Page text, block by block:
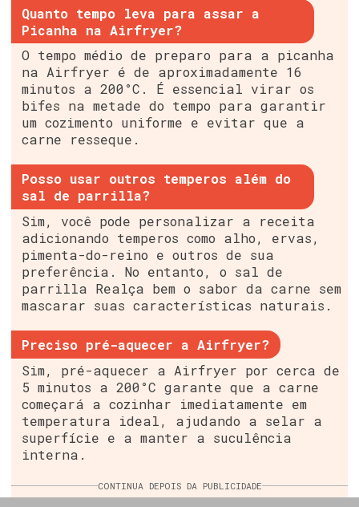
Quanto tempo leva para assar a
Picanha na Airfryer?
O tempo médio de preparo para a picanha
na Airfryer é de aproximadamente 16
minutos a 200°C. É essencial virar os
bifes na metade do tempo para garantir
um cozimento uniforme e evitar que a
carne resseque.
Posso usar outros temperos além do
sal de parrilla?
Sim, você pode personalizar a receita
adicionando temperos como alho, ervas,
pimenta-do-reino e outros de sua
preferência. No entanto, o sal de
parrilla Realça bem o sabor da carne sem
mascarar suas características naturais.
Preciso pré-aquecer a Airfryer?
Sim, pré-aquecer a Airfryer por cerca de
5 minutos a 200°C garante que a carne
começará a cozinhar imediatamente em
temperatura ideal, ajudando a selar a
superfície e a manter a suculência
interna.
CONTINUA DEPOIS DA PUBLICIDADE